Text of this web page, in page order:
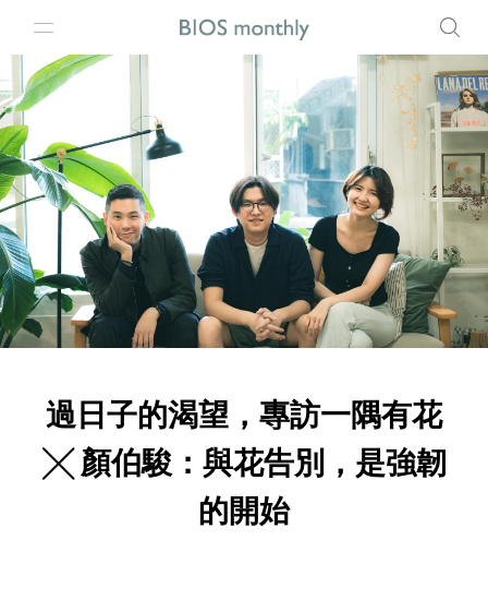
過日子的渴望，專訪一隅有花
╳ 顏伯駿：與花告別，是強韌
的開始